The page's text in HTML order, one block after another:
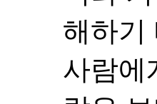
해하기
사람에